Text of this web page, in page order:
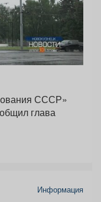
СССР»
глава
Информация